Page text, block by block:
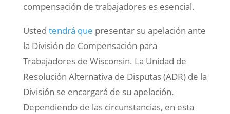
compensación de trabajadores es esencial.
Usted tendrá que presentar su apelación ante
la División de Compensación para
Trabajadores de Wisconsin. La Unidad de
Resolución Alternativa de Disputas (ADR) de la
División se encargará de su apelación.
Dependiendo de las circunstancias, en esta